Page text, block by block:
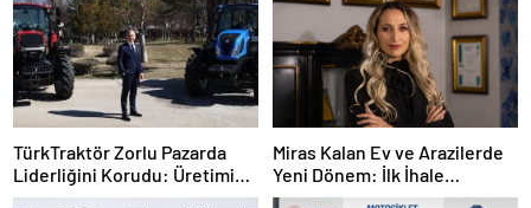
TürkTraktör Zorlu Pazarda
Liderliğini Korudu: Üretimin
Yüzde 58’ini, İhracatın Yüzde
Miras Kalan Ev ve Arazilerde
Yeni Dönem: İlk İhale
Mirasçılara Ayrıldı